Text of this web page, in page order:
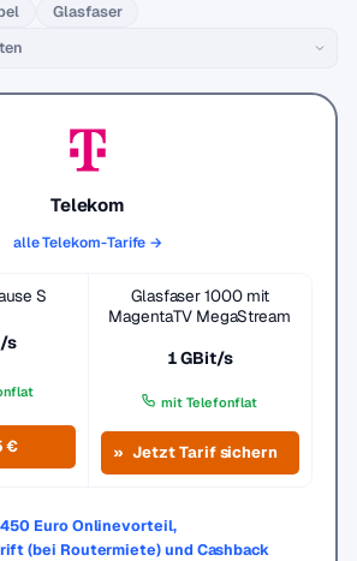
Glasfaser
Telekom
alle Telekom-Tarife →
S
s
€
Glasfaser 1000 mit
MagentaTV MegaStream
1 GBit/s
mit Telefonflat
Jetzt Tarif sichern
Euro Onlinevorteil,
(bei Routermiete) und Cashback